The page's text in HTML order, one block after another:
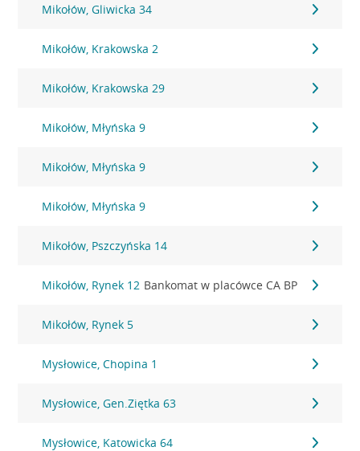
Mikołów, Gliwicka 34
Mikołów, Krakowska 2
Mikołów, Krakowska 29
Mikołów, Młyńska 9
Mikołów, Młyńska 9
Mikołów, Młyńska 9
Mikołów, Pszczyńska 14
Mikołów, Rynek 12 Bankomat w placówce CA BP
Mikołów, Rynek 5
Mysłowice, Chopina 1
Mysłowice, Gen.Ziętka 63
Mysłowice, Katowicka 64